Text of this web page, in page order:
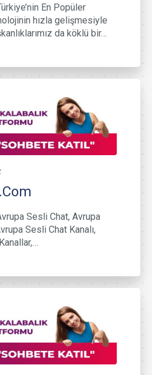
En Popüler
hızla gelişmesiyle
da köklü bir…
Sesli Chat, Avrupa
Sesli Chat Kanalı,